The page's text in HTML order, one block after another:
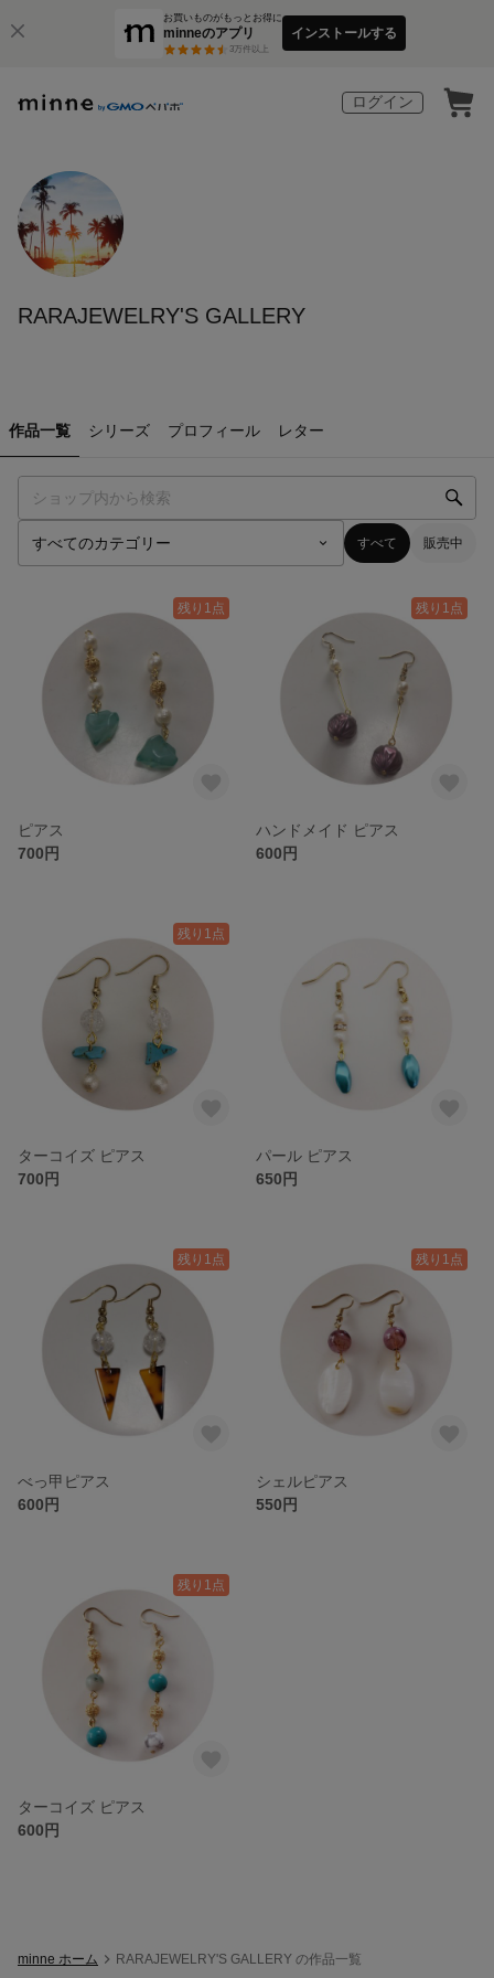
お買いものがもっとお得に
minneのアプリ
3万件以上
インストールする
ログイン
RARAJEWELRY'S GALLERY
作品一覧 シリーズ プロフィール レター
すべて 販売中
残り1点
ピアス
700円
残り1点
ハンドメイド ピアス
600円
残り1点
ターコイズ ピアス
700円
パール ピアス
650円
残り1点
べっ甲ピアス
600円
残り1点
シェルピアス
550円
残り1点
ターコイズ ピアス
600円
minne ホーム RARAJEWELRY'S GALLERY の作品一覧